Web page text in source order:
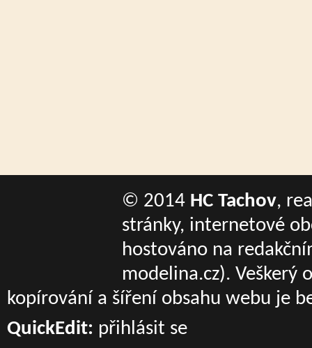
© 2014 HC Tachov,
stránky, internetové
hostováno na
modelina.cz). Veškerý
kopírování a šíření obsahu webu je
QuickEdit: přihlásit se